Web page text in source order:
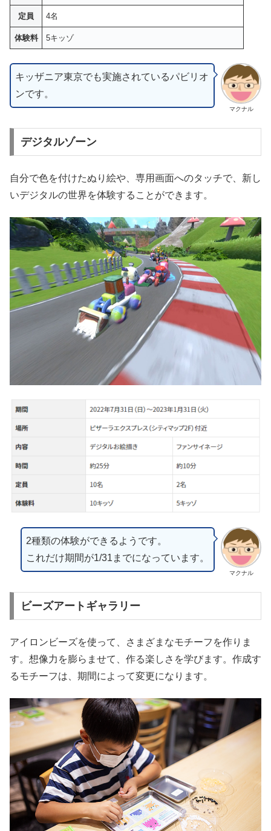
定員 4名
体験料 5キッゾ
マクナル
キッザニア東京でも実施されているパビリオ
ンです。
デジタルゾーン
自分で色を付けたぬり絵や、専用画面へのタッチで、新し
いデジタルの世界を体験することができます。
マクナル
2種類の体験ができるようです。
これだけ期間が1/31までになっています。
ビーズアートギャラリー
アイロンビーズを使って、さまざまなモチーフを作りま
す。想像力を膨らませて、作る楽しさを学びます。作成す
るモチーフは、期間によって変更になります。